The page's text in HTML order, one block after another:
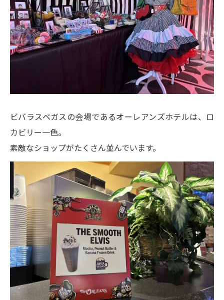
ビバラスベガスの会場であるオーレアンズホテルは、ロ
カビリー一色。
素敵なショップがたくさん並んでいます。